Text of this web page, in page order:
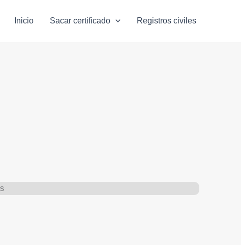
Inicio Sacar certificado Registros civiles